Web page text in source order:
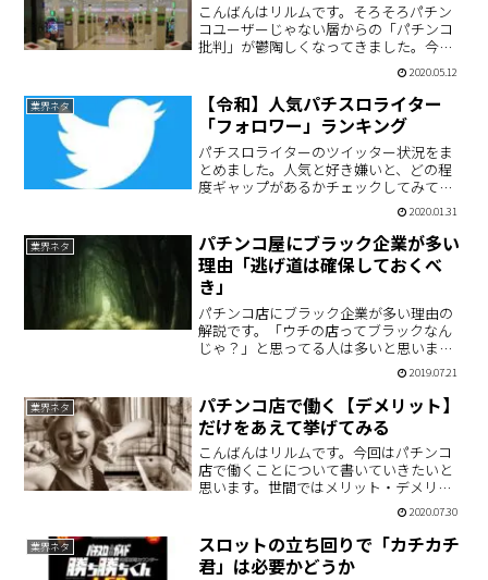
こんばんはリルムです。そろそろパチン
コユーザーじゃない層からの「パチンコ
批判」が鬱陶しくなってきました。今日
たまたまテレビを見ていたら、小学生に
マイクが向けられ「パチンコ店は【人が
密接してるところ】だから、開店しない
方が良いと思います！」と…
2020.05.12
業界ネタ
【令和】人気パチスロライター
「フォロワー」ランキング
パチスロライターのツイッター状況をま
とめました。人気と好き嫌いと、どの程
度ギャップがあるかチェックしてみてく
ださい。フォロワー数＝影響力ですか
ら、業界人はどのライターからゴマをす
れば良いか見ておくことをオススメしま
す。
2020.01.31
業界ネタ
パチンコ屋にブラック企業が多い
理由「逃げ道は確保しておくべ
き」
パチンコ店にブラック企業が多い理由の
解説です。「ウチの店ってブラックなん
じゃ？」と思ってる人は多いと思いま
す。安心してください、その感情は正常
2019.07.21
業界ネタ
パチンコ店で働く【デメリット】
だけをあえて挙げてみる
こんばんはリルムです。今回はパチンコ
店で働くことについて書いていきたいと
思います。世間ではメリット・デメリッ
トの解説がありますが、あえてデメリッ
トのみを列挙していきます('Д')もしパチン
コ店で働こうか迷っている人がいたら、
これを見てやるか…
2020.07.30
業界ネタ
スロットの立ち回りで「カチカチ
君」は必要かどうか